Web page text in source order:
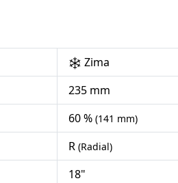
Zima
235 mm
60 % (141 mm)
R (Radial)
18"